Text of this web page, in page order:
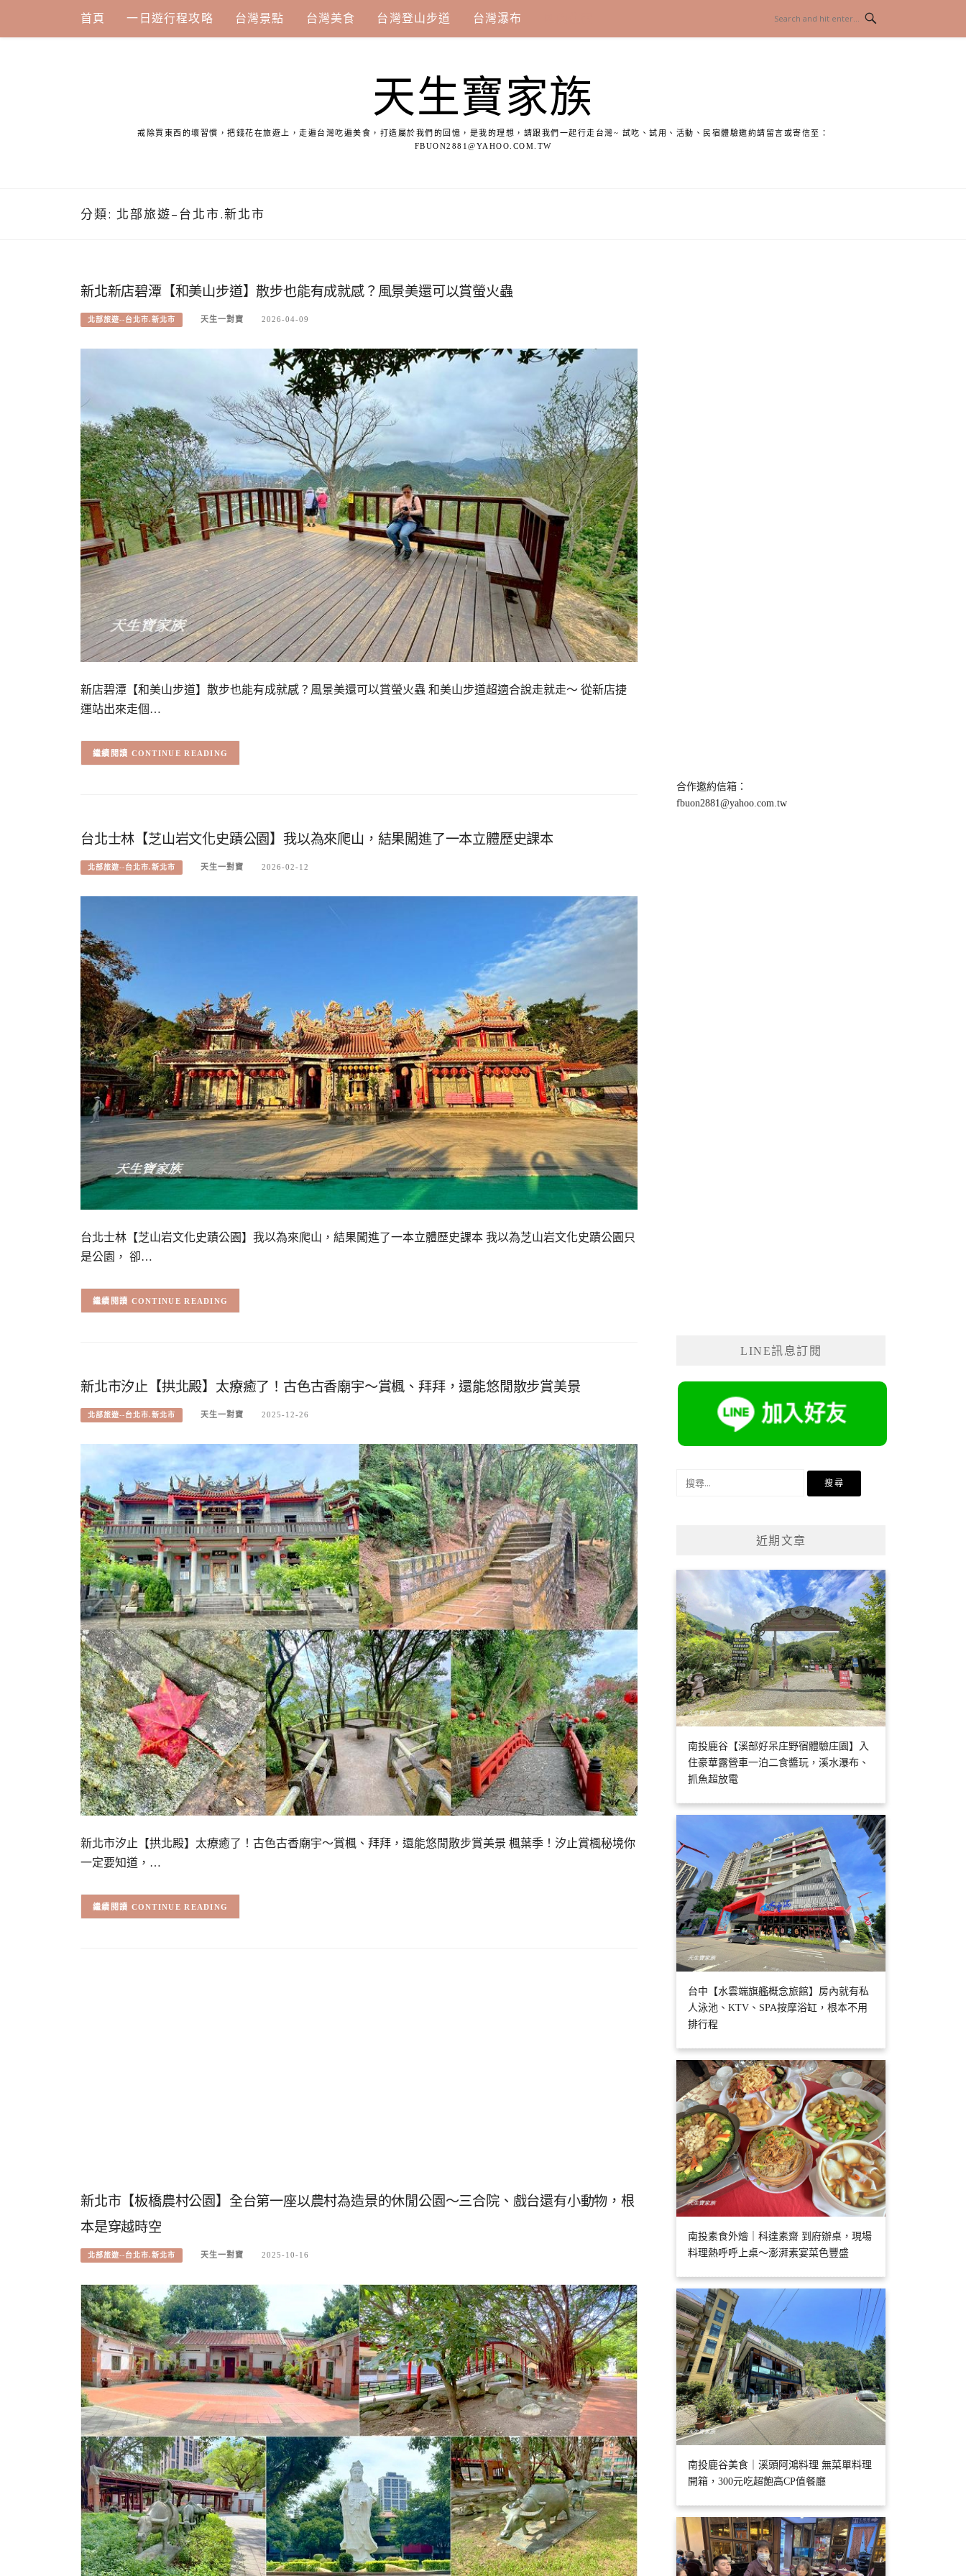
content
首頁 一日遊行程攻略 台灣景點 台灣美食 台灣登山步道 台灣瀑布
天生寶家族
戒除買東西的壞習慣，把錢花在旅遊上，走遍台灣吃遍美食，打造屬於我們的回憶，是我的理想，請跟我們一起行走台灣~ 試吃、試用、活動、民宿體驗邀約請留言或寄信至：
FBUON2881@YAHOO.COM.TW
分類: 北部旅遊–台北市.新北市
新北新店碧潭【和美山步道】散步也能有成就感？風景美還可以賞螢火蟲
北部旅遊--台北市.新北市 天生一對寶 2026-04-09
新店碧潭【和美山步道】散步也能有成就感？風景美還可以賞螢火蟲 和美山步道超適合說走就走～ 從新店捷
運站出來走個…
CONTINUE READING
台北士林【芝山岩文化史蹟公園】我以為來爬山，結果闖進了一本立體歷史課本
北部旅遊--台北市.新北市 天生一對寶 2026-02-12
台北士林【芝山岩文化史蹟公園】我以為來爬山，結果闖進了一本立體歷史課本 我以為芝山岩文化史蹟公園只
是公園， 卻…
CONTINUE READING
新北市汐止【拱北殿】太療癒了！古色古香廟宇～賞楓、拜拜，還能悠閒散步賞美景
北部旅遊--台北市.新北市 天生一對寶 2025-12-26
新北市汐止【拱北殿】太療癒了！古色古香廟宇～賞楓、拜拜，還能悠閒散步賞美景 楓葉季！汐止賞楓秘境你
一定要知道，…
CONTINUE READING
新北市【板橋農村公園】全台第一座以農村為造景的休閒公園～三合院、戲台還有小動物，根
本是穿越時空
北部旅遊--台北市.新北市 天生一對寶 2025-10-16
合作邀約信箱：
fbuon2881@yahoo.com.tw
LINE訊息訂閱
近期文章
南投鹿谷【溪部好呆庄野宿體驗庄園】入
住豪華露營車一泊二食醬玩，溪水瀑布、
抓魚超放電
台中【水雲端旗艦概念旅館】房內就有私
人泳池、KTV、SPA按摩浴缸，根本不用
排行程
南投素食外燴｜科達素齋 到府辦桌，現場
料理熱呼呼上桌～澎湃素宴菜色豐盛
南投鹿谷美食｜溪頭阿鴻料理 無菜單料理
開箱，300元吃超飽高CP值餐廳